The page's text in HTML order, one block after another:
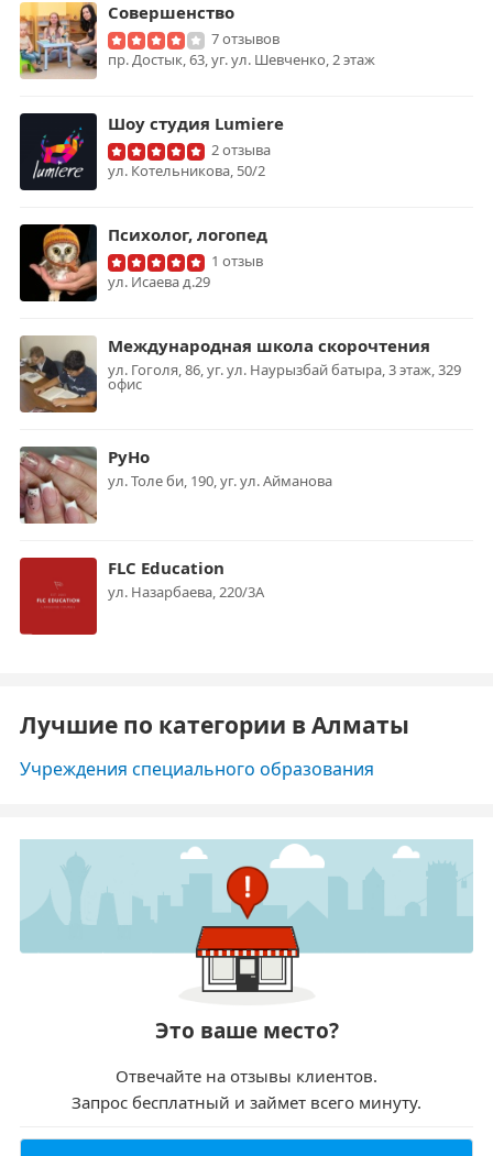
Совершенство
7 отзывов
пр. Достык, 63, уг. ул. Шевченко, 2 этаж
Шоу студия Lumiere
2 отзыва
ул. Котельникова, 50/2
Психолог, логопед
1 отзыв
ул. Исаева д.29
Международная школа скорочтения
ул. Гоголя, 86, уг. ул. Наурызбай батыра, 3 этаж, 329
офис
РуНо
ул. Толе би, 190, уг. ул. Айманова
FLC Education
ул. Назарбаева, 220/3А
Лучшие по категории в Алматы
Учреждения специального образования
Это ваше место?
Отвечайте на отзывы клиентов.
Запрос бесплатный и займет всего минуту.